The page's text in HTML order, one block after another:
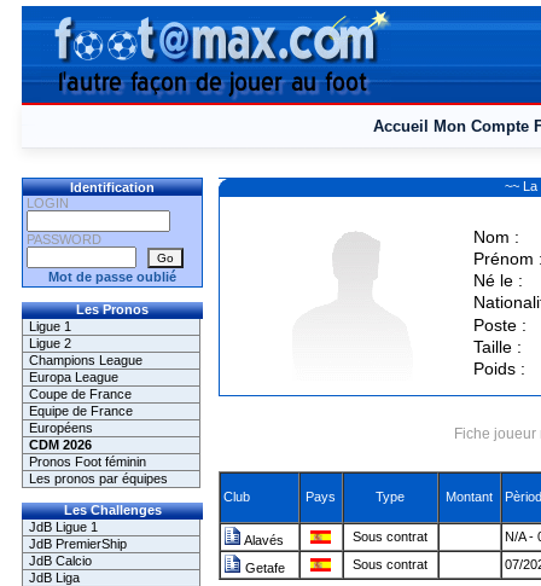
Accueil Mon Compte
Identification
LOGIN
PASSWORD
Mot de passe oublié
Les Pronos
Ligue 1
Ligue 2
Champions League
Europa League
Coupe de France
Equipe de France
Européens
CDM 2026
Pronos Foot féminin
Les pronos par équipes
Les Challenges
JdB Ligue 1
JdB PremierShip
JdB Calcio
JdB Liga
~~ La
Nom :
Prénom
Né le :
Poste :
Taille :
Poids :
Fiche
Club Pays Type Montant
Alavés Sous contrat N/A -
Getafe Sous contrat 07/